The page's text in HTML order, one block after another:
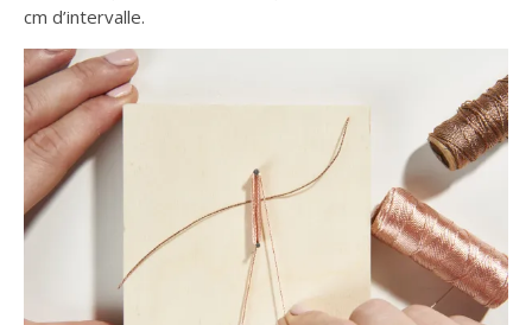
cm d’intervalle.